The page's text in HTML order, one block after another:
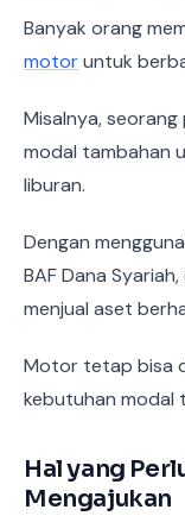
Banyak orang
motoruntuk
Misalnya,
modal tambahan
liburan.
Dengan
BAF Dana
menjual aset
Motor tetap bisa
kebutuhan modal
Hal yang
Mengajukan